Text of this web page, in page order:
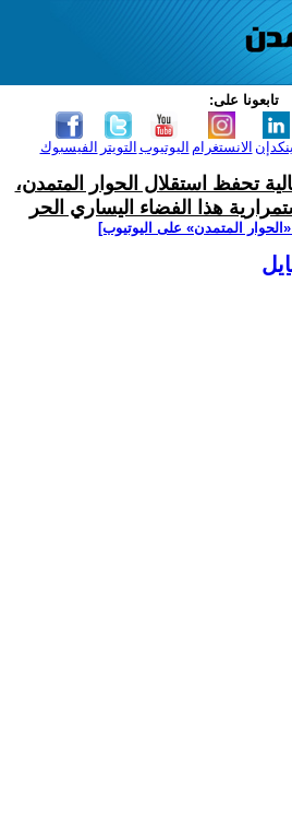
تابعونا على:
الفيسبوك التويتر اليوتيوب الانستغرام
تحفظ استقلال الحوار المتمدن،
هذا الفضاء اليساري الحر
المتمدن» على اليوتيوب]